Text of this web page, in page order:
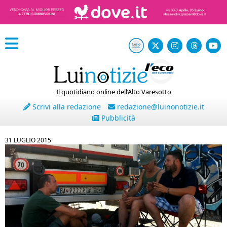
Il quotidiano online dell’Alto Varesotto
Scrivi alla redazione
redazione@luinonotizie.it
Pubblicità
31 LUGLIO 2015